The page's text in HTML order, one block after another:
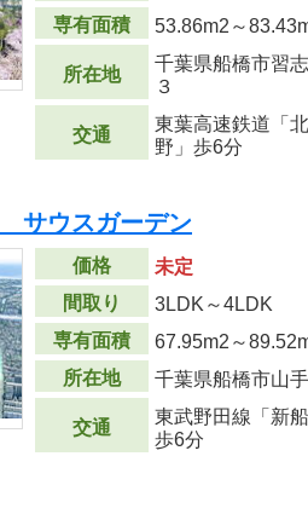
専有面積
53.86m2 ～
所在地
千葉県船橋市習
３
交通
東葉高速鉄道「
野」歩6分
サウスガーデン
価格
未定
間取り
3LDK～4LDK
専有面積
67.95m2 ～
所在地
千葉県船橋市山手
交通
東武野田線「新船
歩6分